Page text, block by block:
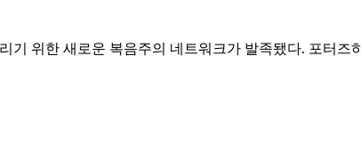
위한 새로운 복음주의 네트워크가 발족됐다. 포터즈